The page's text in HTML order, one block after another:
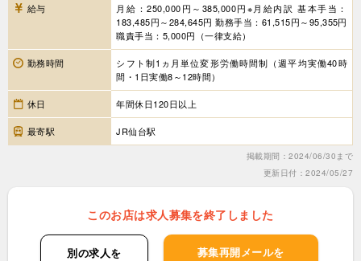
給与
月給：250,000円～385,000円※月給内訳 基本手当：
183,485円～284,645円 勤務手当：61,515円～95,355円
職責手当：5,000円（一律支給）
勤務時間
シフト制1ヵ月単位変形労働時間制（週平均実働40時
間・1日実働8～12時間）
休日 年間休日120日以上
最寄駅 JR仙台駅
掲載期間：2024/06/30まで
更新日付：2024/05/27
このお店は求人募集を終了しました
別の求人を
募集再開メールを